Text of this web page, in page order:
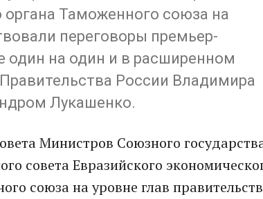
Таможенного союза на
переговоры премьер-
один на один и в расширенном
России Владимира
Лукашенко.
Министров Союзного
совета Евразийского
союза на уровне глав